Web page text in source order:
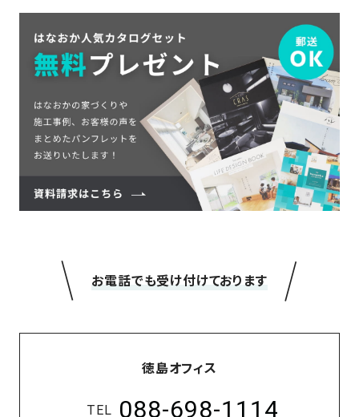
＼お電話でも受け付けております／
徳島オフィス
TEL 088-698-1114